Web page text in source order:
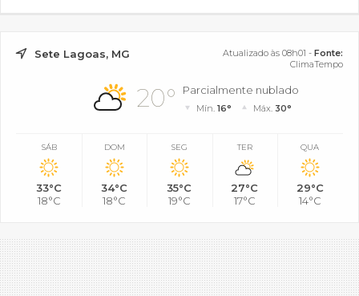
Sete Lagoas, MG Atualizado às 08h01 - Fonte:
ClimaTempo
20° Parcialmente nublado
Mín.16° Máx. 30°
SÁB
33°C
18°C
DOM
34°C
18°C
SEG
35°C
19°C
TER
27°C
17°C
QUA
29°C
14°C